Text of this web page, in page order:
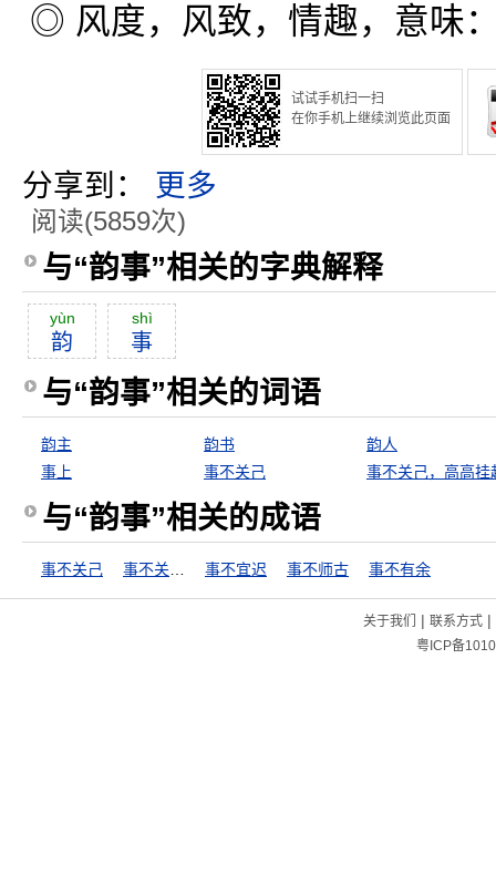
◎ 风度，风致，情趣，意味
试试手机扫一扫
在你手机上继续浏览此页面
分享到： 更多
阅读(5859次)
与“韵事”相关的字典解释
yùn
韵
shì
事
与“韵事”相关的词语
韵主 韵书
韵人
事上
事不关己 事不关己，高高挂
与“韵事”相关的成语
事不关己 事不宜迟 事不师古 事不有余
关于我们 | 联系方式|
粤ICP备